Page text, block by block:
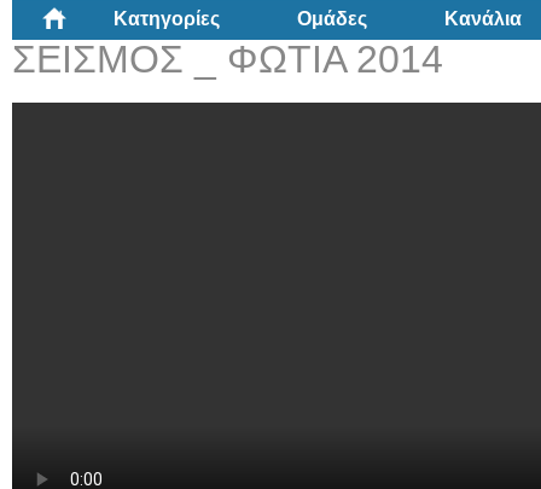
Κατηγορίες Ομάδες Κανάλια
ΣΕΙΣΜΟΣ _ ΦΩΤΙΑ 2014